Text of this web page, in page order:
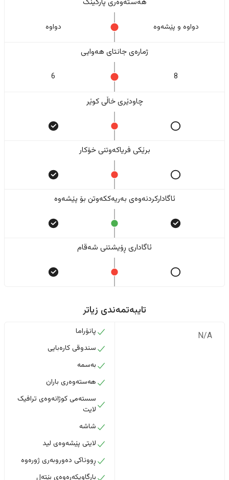
دواوە و پێشەوە دواوە
ژمارەی جانتای هەوایی
8
6
چاودێری خاڵی کوێر
برێکی فریاکەوتنی خۆکار
ئاگادارکردنەوەی بەریەککەوتن بۆ پێشەوە
ئاگاداری ڕۆیشتنی شەقام
تایبەتمەندی زیاتر
N/A
پانۆراما
سندوقی کارەبایی
بەسمە
هەستەوەری باران
سستەمی کوژانەوەی ترافیک
لایت
شاشە
لایتی پێشەوەی لید
ڕووناکی دەوروبەری ژورەوە
بارگاویکەرەوەی بێتەل